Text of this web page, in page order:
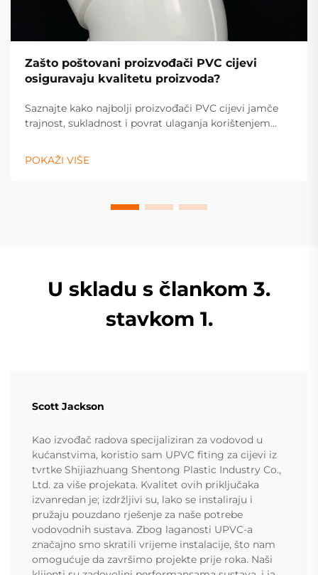
Zašto poštovani proizvođači PVC cijevi
osiguravaju kvalitetu proizvoda?
Saznajte kako najbolji proizvođači PVC cijevi jamče
trajnost, sukladnost i povrat ulaganja korištenjem
9001, globalnih certifikata i tehnologijom vođenog
ekstrudiranja. Nabavite uvide u osiguranje kvalitete
POKAŽI VIŠE
U skladu s člankom 3.
stavkom 1.
Scott Jackson
Kao izvođač radova specijaliziran za vodovod u
kućanstvima, koristio sam UPVC fiting za cijevi iz
tvrtke Shijiazhuang Shentong Plastic Industry Co.,
Ltd. za više projekata. Kvalitet ovih priključaka
izvanredan je; izdržljivi su, lako se instaliraju i
pružaju pouzdano rješenje za naše potrebe
vodovodnih sustava. Zbog laganosti UPVC-a
značajno smo skratili vrijeme instalacije, što nam
omogućuje da završimo projekte prije roka. Naši